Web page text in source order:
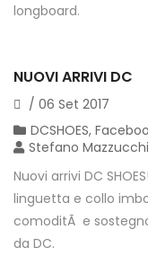
longboard.
NUOVI ARRIVI DC
/ 06 Set 2017
DCSHOES,
Stefano Mazzucchi
Nuovi arrivi DC
linguetta e collo
comoditÃ e
da DC.